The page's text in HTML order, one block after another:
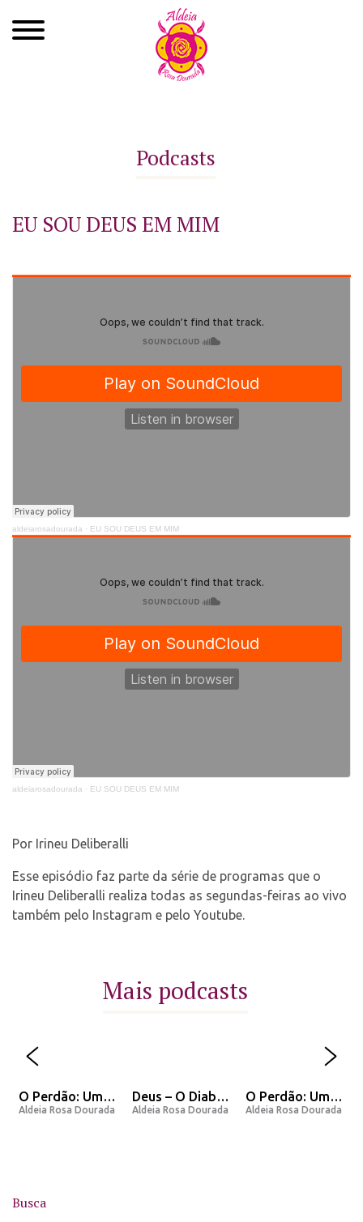
Atendimentos
Ayahuasca
Contato
Podcasts
EU SOU DEUS EM MIM
aldeiarosadourada · EU SOU DEUS EM MIM
aldeiarosadourada · EU SOU DEUS EM MIM
Por Irineu Deliberalli
Esse episódio faz parte da série de programas que o
Irineu Deliberalli realiza todas as segundas-feiras ao vivo
também pelo Instagram e pelo Youtube.
Mais podcasts
O Perdão: Uma
opinião e
Aldeia Rosa Dourada
Deus – O Diabo
– O Homem – A
Aldeia Rosa Dourada
O Perdão: Uma
opinião e
Aldeia Rosa Dourada
Busca